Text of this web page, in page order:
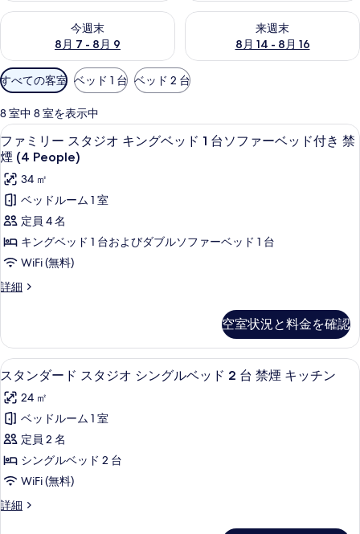
今週末
8月 7 - 8月 9
今週末 8月 7 - 8月 9 の空室状況をチェック
来週末
8月 14 - 8月 16
来週末 8月 14 - 8月 16 の空室
利
用
可
能
な
客
室
の
絞
り
込
み
条
すべての客室 ベッド 1 台 ベッド 2 台
8 室中 8 室を表示中
フ
ァ
ミ
リ
ー
ス
タ
ジ
ン
グ
ベ
ッ
ド
1
台
ソ
フ
ファミリー スタジオ キングベッド 1
10
ファミリー スタジオ キングベッド 1 台ソファーベッド付き 禁
煙 (4 People)
34 ㎡
ベッドルーム 1 室
定員 4 名
キングベッド 1 台およびダブルソファーベッド 1 台
WiFi (無料)
詳細
フ
ー
ス
タ
オ
キ
ン
グ
ベ
ッ
ド
1
空室状況と料金を確認
ス
タ
ン
ダ
ー
ド
タ
スタンダード スタジオ シングルベ
7
スタンダード スタジオ シングルベッド 2 台 禁煙 キッチン
24 ㎡
ベッドルーム 1 室
定員 2 名
シングルベッド 2 台
WiFi (無料)
詳細
ス